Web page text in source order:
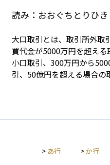
読み： おおぐちとりひき
大口取引とは、取引所外取
買代金が5000万円を超え
小口取引、300万円から
引、50億円を超える場合の
> あ行 >か行